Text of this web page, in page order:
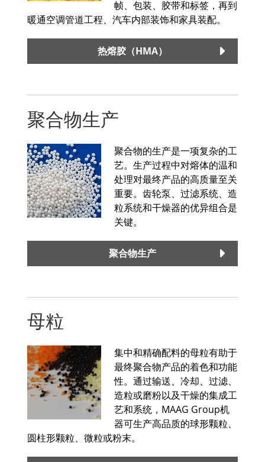
帧、包装、胶带和标签，再到
暖通空调管道工程、汽车内部装饰和家具装配。
热熔胶（HMA）
聚合物生产
聚合物的生产是一项复杂的工
艺。生产过程中对熔体的温和
处理对最终产品的高质量至关
重要。齿轮泵、过滤系统、造
粒系统和干燥器的优异组合是
关键。
聚合物生产
母粒
集中和精确配料的母粒有助于
最终聚合物产品的着色和功能
性。通过输送、冷却、过滤、
造粒或磨粉以及干燥的集成工
艺和系统，MAAG Group机
器可生产高品质的球形颗粒、
圆柱形颗粒、微粒或粉末。